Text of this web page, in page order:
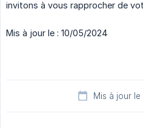
invitons à vous rapprocher de
Mis à jour le : 10/05/2024
Mis à jour